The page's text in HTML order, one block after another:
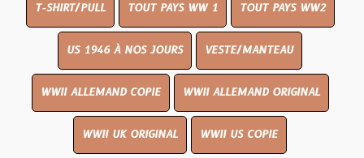
T-SHIRT/PULL TOUT PAYS WW 1 TOUT PAYS WW2
US 1946 À NOS JOURS VESTE/MANTEAU
WWII ALLEMAND COPIE WWII ALLEMAND ORIGINAL
WWII UK ORIGINAL WWII US COPIE